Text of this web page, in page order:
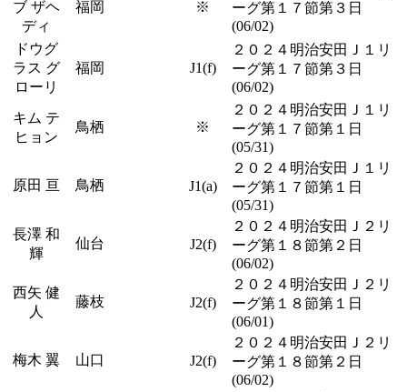
ブ ザヘ
ディ
福岡 ※
ーグ第１７節第３日
(06/02)
ドウグ
ラス グ
ローリ
福岡 J1(f)
２０２４明治安田Ｊ１リ
ーグ第１７節第３日
(06/02)
キム テ
ヒョン
鳥栖 ※
２０２４明治安田Ｊ１リ
ーグ第１７節第１日
(05/31)
原田 亘 鳥栖 J1(a)
２０２４明治安田Ｊ１リ
ーグ第１７節第１日
(05/31)
長澤 和
輝
仙台 J2(f)
２０２４明治安田Ｊ２リ
ーグ第１８節第２日
(06/02)
西矢 健
人
藤枝 J2(f)
２０２４明治安田Ｊ２リ
ーグ第１８節第１日
(06/01)
梅木 翼 山口 J2(f)
２０２４明治安田Ｊ２リ
ーグ第１８節第２日
(06/02)